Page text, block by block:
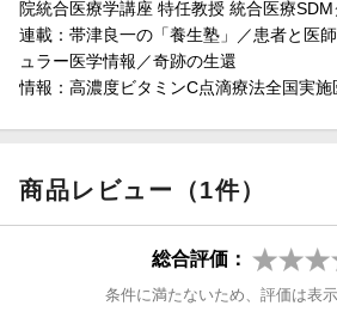
院統合医療学講座 特任教授 統合医療SDM
連載：帯津良一の「養生塾」／患者と医
ュラー医学情報／奇跡の生還
情報：高濃度ビタミンC点滴療法全国実施
商品レビュー（1件）
総合評価：
条件に満たないため、評価は表示